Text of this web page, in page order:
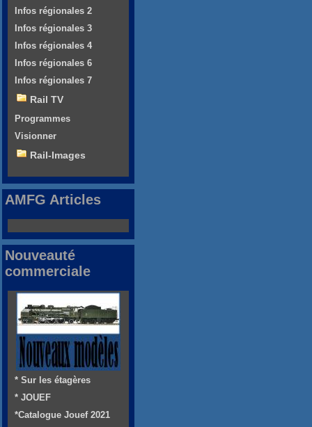
Infos régionales 2
Infos régionales 3
Infos régionales 4
Infos régionales 6
Infos régionales 7
Rail TV
Programmes
Visionner
Rail-Images
AMFG Articles
Nouveauté
commerciale
* Sur les étagères
* JOUEF
*Catalogue Jouef 2021